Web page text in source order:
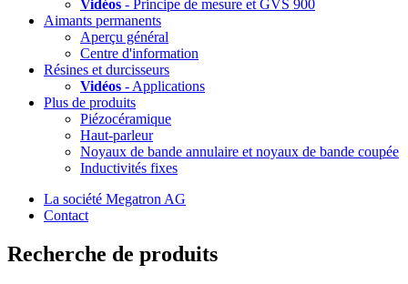
Vidéos - Principe de mesure et GVS 900
Aimants permanents
Aperçu général
Centre d'information
Résines et durcisseurs
Vidéos - Applications
Plus de produits
Piézocéramique
Haut-parleur
Noyaux de bande annulaire et noyaux de bande coupée
Inductivités fixes
La société Megatron AG
Contact
Recherche de produits